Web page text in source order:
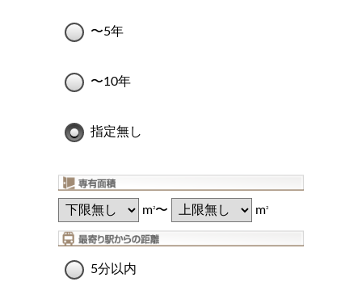
〜5年
〜10年
指定無し
m2〜 m2
5分以内